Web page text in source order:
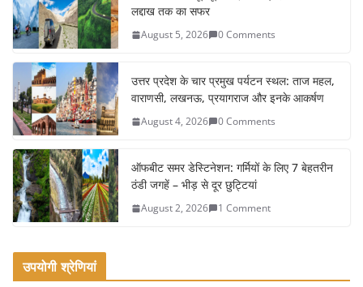
b
o
o
k
लद्दाख तक का सफर
August 5, 2026 0 Comments
उत्तर प्रदेश के चार प्रमुख पर्यटन स्थल: ताज महल,
वाराणसी, लखनऊ, प्रयागराज और इनके आकर्षण
August 4, 2026 0 Comments
ऑफबीट समर डेस्टिनेशन: गर्मियों के लिए 7 बेहतरीन
ठंडी जगहें – भीड़ से दूर छुट्टियां
August 2, 2026 1 Comment
उपयोगी श्रेणियां